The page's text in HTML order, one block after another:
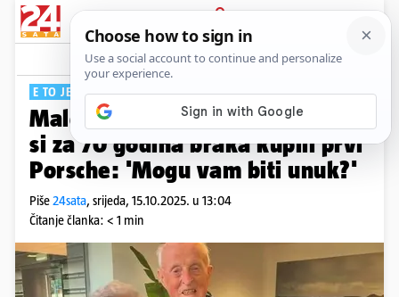
PRIJAVA
Tech Komentari
E TO JE GODIŠNJICA
Malo smo ušparali: Penzioneri
si za 70 godina braka kupili prvi
Porsche: 'Mogu vam biti unuk?'
Piše24sata, srijeda, 15.10.2025. u 13:04
Čitanje članka: < 1 min